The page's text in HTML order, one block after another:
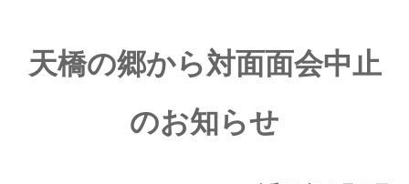
天橋の郷から対面面会中止
のお知らせ
お問い合わせ